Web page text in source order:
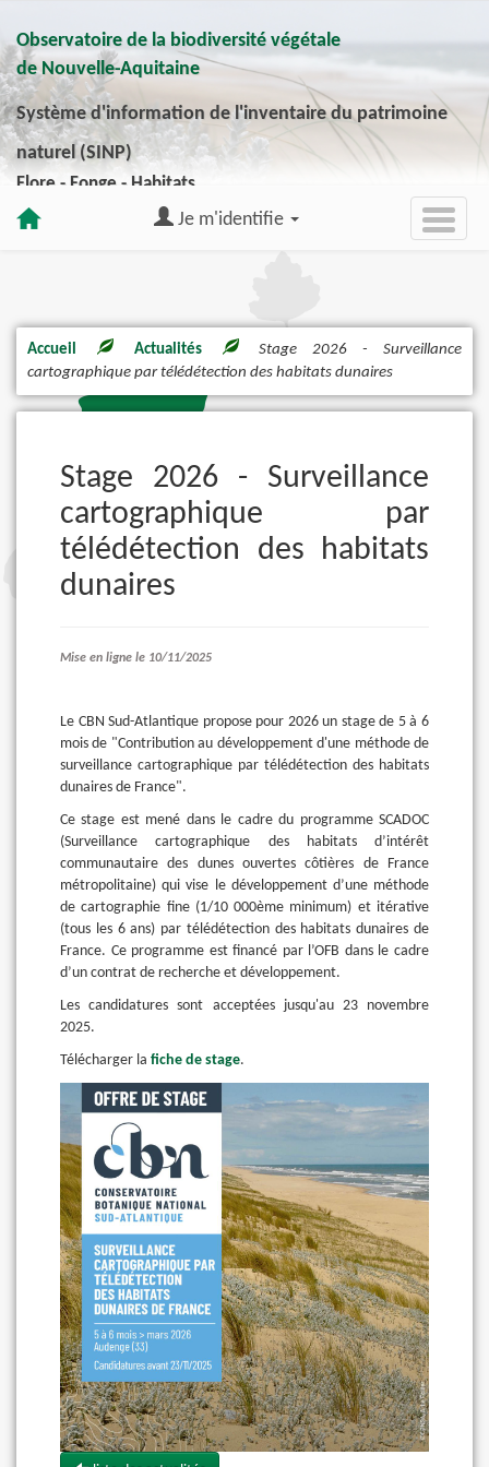
Observatoire de la biodiversité végétale
de Nouvelle-Aquitaine
Système d'information de l'inventaire du patrimoine
naturel (SINP)
Flore - Fonge - Habitats
Je m'identifie
Accueil Actualités
Stage 2026 - Surveillance
cartographique par télédétection des habitats dunaires
Stage 2026 - Surveillance
cartographique par
télédétection des habitats
dunaires
Mise en ligne le 10/11/2025
Le CBN Sud-Atlantique propose pour 2026 un stage de 5 à 6
mois de "Contribution au développement d'une méthode de
surveillance cartographique par télédétection des habitats
dunaires de France".
Ce stage est mené dans le cadre du programme SCADOC
(Surveillance cartographique des habitats d’intérêt
communautaire des dunes ouvertes côtières de France
métropolitaine) qui vise le développement d’une méthode
de cartographie fine (1/10 000ème minimum) et itérative
(tous les 6 ans) par télédétection des habitats dunaires de
France. Ce programme est financé par l’OFB dans le cadre
d’un contrat de recherche et développement.
Les candidatures sont acceptées jusqu'au 23 novembre
2025.
Télécharger la fiche de stage.